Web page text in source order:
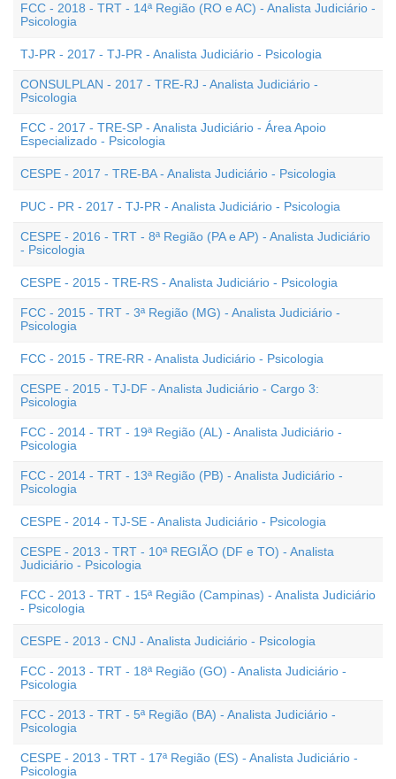
FCC - 2018 - TRT - 14ª Região (RO e AC) - Analista Judiciário -
Psicologia
TJ-PR - 2017 - TJ-PR - Analista Judiciário - Psicologia
CONSULPLAN - 2017 - TRE-RJ - Analista Judiciário -
Psicologia
FCC - 2017 - TRE-SP - Analista Judiciário - Área Apoio
Especializado - Psicologia
CESPE - 2017 - TRE-BA - Analista Judiciário - Psicologia
PUC - PR - 2017 - TJ-PR - Analista Judiciário - Psicologia
CESPE - 2016 - TRT - 8ª Região (PA e AP) - Analista Judiciário
- Psicologia
CESPE - 2015 - TRE-RS - Analista Judiciário - Psicologia
FCC - 2015 - TRT - 3ª Região (MG) - Analista Judiciário -
Psicologia
FCC - 2015 - TRE-RR - Analista Judiciário - Psicologia
CESPE - 2015 - TJ-DF - Analista Judiciário - Cargo 3:
Psicologia
FCC - 2014 - TRT - 19ª Região (AL) - Analista Judiciário -
Psicologia
FCC - 2014 - TRT - 13ª Região (PB) - Analista Judiciário -
Psicologia
CESPE - 2014 - TJ-SE - Analista Judiciário - Psicologia
CESPE - 2013 - TRT - 10ª REGIÃO (DF e TO) - Analista
Judiciário - Psicologia
FCC - 2013 - TRT - 15ª Região (Campinas) - Analista Judiciário
- Psicologia
CESPE - 2013 - CNJ - Analista Judiciário - Psicologia
FCC - 2013 - TRT - 18ª Região (GO) - Analista Judiciário -
Psicologia
FCC - 2013 - TRT - 5ª Região (BA) - Analista Judiciário -
Psicologia
CESPE - 2013 - TRT - 17ª Região (ES) - Analista Judiciário -
Psicologia